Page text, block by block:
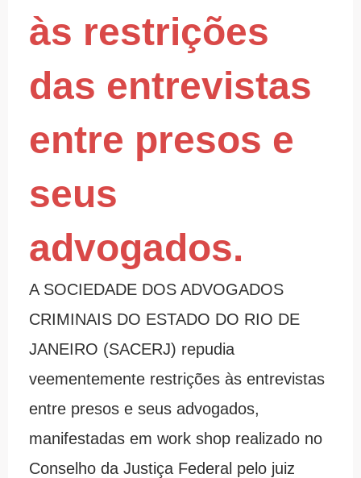
às restrições
das entrevistas
entre presos e
seus
advogados.
A SOCIEDADE DOS ADVOGADOS
CRIMINAIS DO ESTADO DO RIO DE
JANEIRO (SACERJ) repudia
veementemente restrições às entrevistas
entre presos e seus advogados,
manifestadas em work shop realizado no
Conselho da Justiça Federal pelo juiz